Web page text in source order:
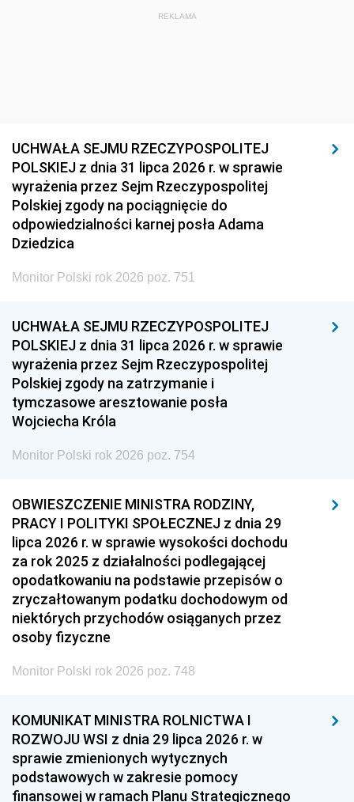
REKLAMA
UCHWAŁA SEJMU RZECZYPOSPOLITEJ
POLSKIEJ z dnia 31 lipca 2026 r. w sprawie
wyrażenia przez Sejm Rzeczypospolitej
Polskiej zgody na pociągnięcie do
odpowiedzialności karnej posła Adama
Dziedzica
Monitor Polski rok 2026 poz. 751
UCHWAŁA SEJMU RZECZYPOSPOLITEJ
POLSKIEJ z dnia 31 lipca 2026 r. w sprawie
wyrażenia przez Sejm Rzeczypospolitej
Polskiej zgody na zatrzymanie i
tymczasowe aresztowanie posła
Wojciecha Króla
Monitor Polski rok 2026 poz. 754
OBWIESZCZENIE MINISTRA RODZINY,
PRACY I POLITYKI SPOŁECZNEJ z dnia 29
lipca 2026 r. w sprawie wysokości dochodu
za rok 2025 z działalności podlegającej
opodatkowaniu na podstawie przepisów o
zryczałtowanym podatku dochodowym od
niektórych przychodów osiąganych przez
osoby fizyczne
Monitor Polski rok 2026 poz. 748
KOMUNIKAT MINISTRA ROLNICTWA I
ROZWOJU WSI z dnia 29 lipca 2026 r. w
sprawie zmienionych wytycznych
podstawowych w zakresie pomocy
finansowej w ramach Planu Strategicznego